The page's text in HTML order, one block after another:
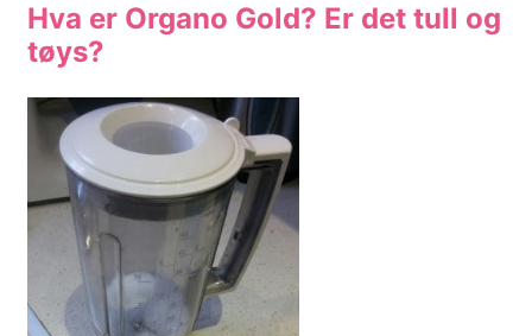
Hva er Organo Gold? Er det tull og
tøys?